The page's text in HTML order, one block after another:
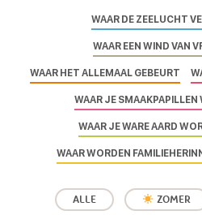
WAAR DE ZEELUCHT
WAAR EEN WIND VAN
WAAR HET ALLEMAAL GEBEURT
WAAR JE SMAAKPAPILLEN
WAAR JE WARE AARD
WAAR WORDEN
ALLE ZOMER